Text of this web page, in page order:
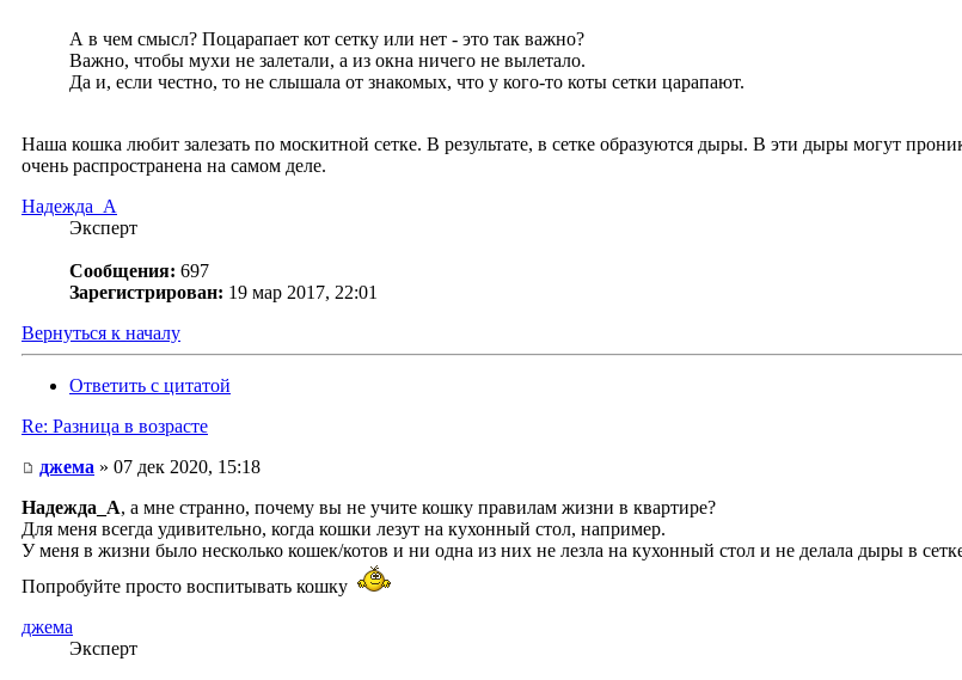
А в чем смысл? Поцарапает кот сетку или нет - это так важно?
Важно, чтобы мухи не залетали, а из окна ничего не вылетало.
Да и, если честно, то не слышала от знакомых, что у кого-то коты сетки царапают.
Наша кошка любит залезать по москитной сетке. В результате, в сетке образуются дыры. В эти дыры могут
очень распространена на самом деле.
Надежда_А
Эксперт
Сообщения: 697
Зарегистрирован: 19 мар 2017, 22:01
Вернуться к началу
Ответить с цитатой
Re: Разница в возрасте
джема » 07 дек 2020, 15:18
Надежда_А, а мне странно, почему вы не учите кошку правилам жизни в квартире?
Для меня всегда удивительно, когда кошки лезут на кухонный стол, например.
У меня в жизни было несколько кошек/котов и ни одна из них не лезла на кухонный стол и не делала дыры в
Попробуйте просто воспитывать кошку
джема
Эксперт